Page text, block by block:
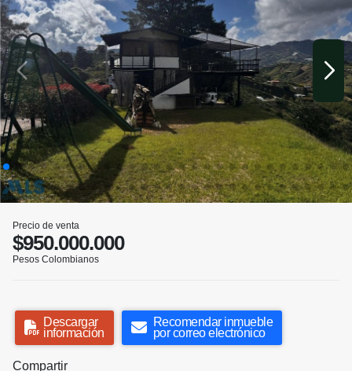
Precio de venta
$950.000.000
Pesos Colombianos
Descargar
información
Recomendar inmueble
por correo electrónico
Compartir